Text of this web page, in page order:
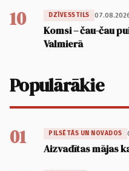
10 DZĪVESSTILS
Komsi – čau-čau
Valmierā
Populārākie
01 PILSĒTĀS UN NOVADOS
Aizvadītas mājas